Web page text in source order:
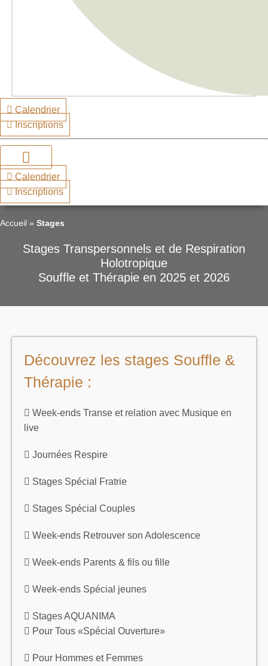
Calendrier
Inscriptions
Calendrier
Inscriptions
Accueil » Stages
Stages Transpersonnels et de Respiration
Holotropique
Souffle et Thérapie en 2025 et 2026
Découvrez les stages Souffle &
Thérapie :
Week-ends Transe et relation avec Musique en
live
Journées Respire
Stages Spécial Fratrie
Stages Spécial Couples
Week-ends Retrouver son Adolescence
Week-ends Parents & fils ou fille
Week-ends Spécial jeunes
Stages AQUANIMA
Pour Tous «Spécial Ouverture»
Pour Hommes et Femmes